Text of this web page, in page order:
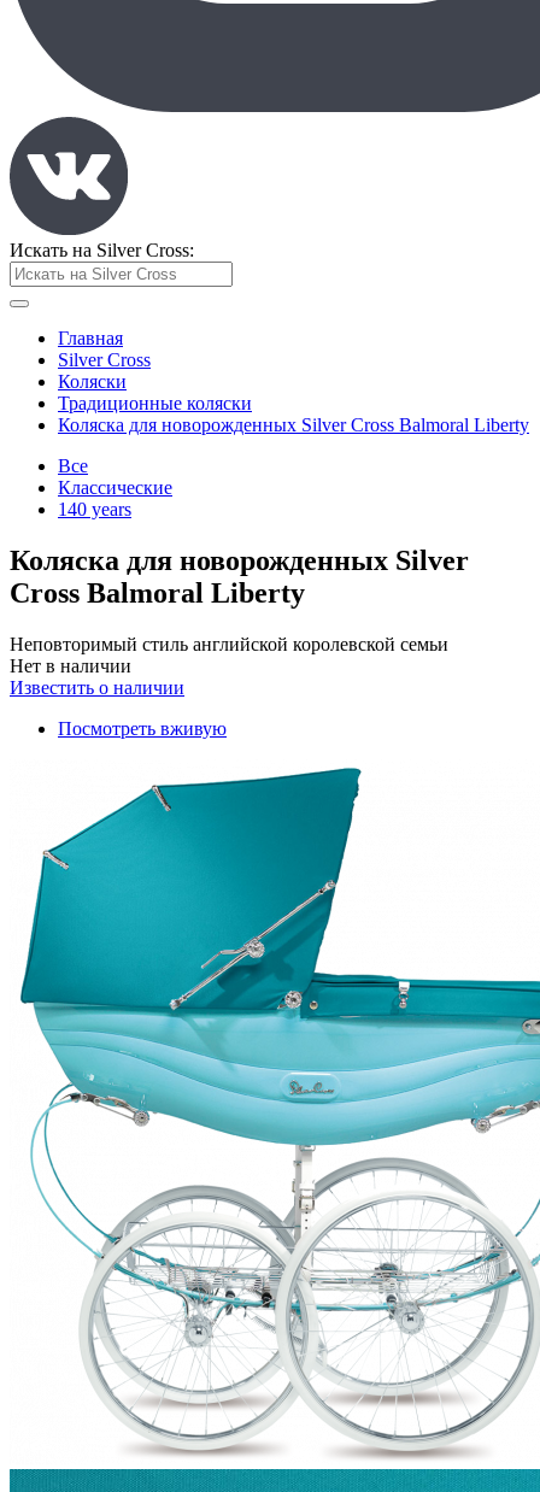
Искать на Silver Cross:
Главная
Silver Cross
Коляски
Традиционные коляски
Коляска для новорожденных Silver Cross Balmoral Liberty
Все
Классические
140 years
Коляска для новорожденных Silver
Cross Balmoral Liberty
Неповторимый стиль английской королевской семьи
Нет в наличии
Известить о наличии
Посмотреть вживую